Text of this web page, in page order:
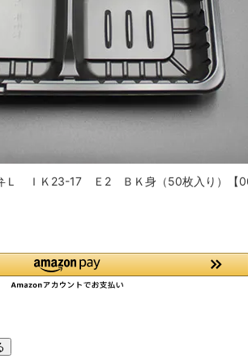
弁Ｌ ＩＫ23-17 Ｅ2 ＢＫ身（50枚入り）【